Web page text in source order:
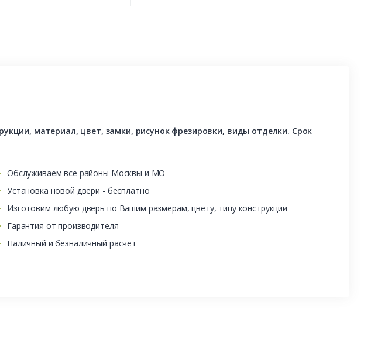
материал, цвет, замки, рисунок фрезировки, виды отделки. Срок
Обслуживаем все районы Москвы и МО
Установка новой двери - бесплатно
Изготовим любую дверь по Вашим размерам, цвету, типу конструкции
Гарантия от производителя
Наличный и безналичный расчет